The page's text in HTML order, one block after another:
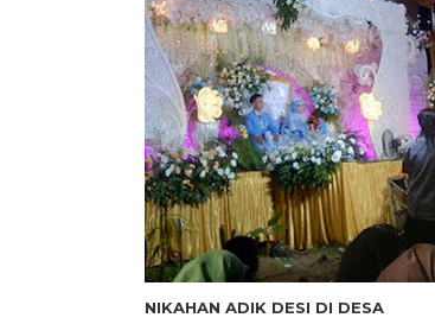
NIKAHAN ADIK DESI DI DESA